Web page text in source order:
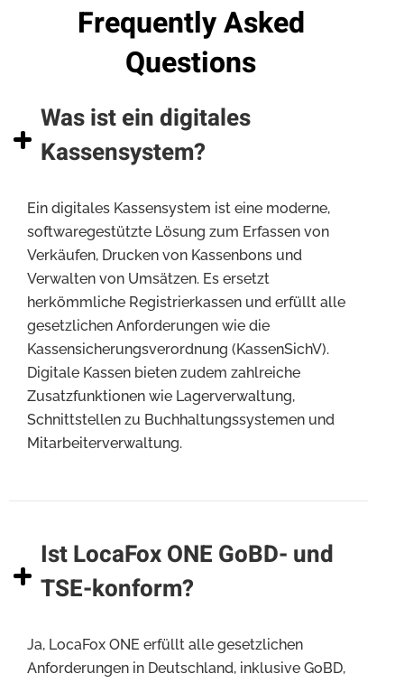
Frequently Asked
Questions
Was ist ein digitales
Kassensystem?
Ein digitales Kassensystem ist eine moderne,
softwaregestützte Lösung zum Erfassen von
Verkäufen, Drucken von Kassenbons und
Verwalten von Umsätzen. Es ersetzt
herkömmliche Registrierkassen und erfüllt alle
gesetzlichen Anforderungen wie die
Kassensicherungsverordnung (KassenSichV).
Digitale Kassen bieten zudem zahlreiche
Zusatzfunktionen wie Lagerverwaltung,
Schnittstellen zu Buchhaltungssystemen und
Mitarbeiterverwaltung.
Ist LocaFox ONE GoBD- und
TSE-konform?
Ja, LocaFox ONE erfüllt alle gesetzlichen
Anforderungen in Deutschland, inklusive GoBD,